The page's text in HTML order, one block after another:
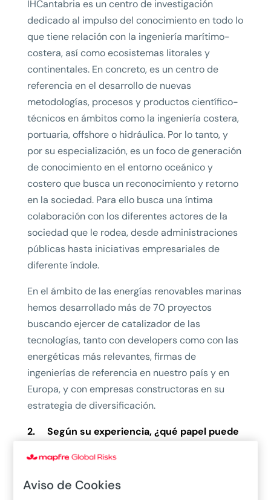
IHCantabria es un centro de investigación
dedicado al impulso del conocimiento en todo lo
que tiene relación con la ingeniería marítimo-
costera, así como ecosistemas litorales y
continentales. En concreto, es un centro de
referencia en el desarrollo de nuevas
metodologías, procesos y productos científico-
técnicos en ámbitos como la ingeniería costera,
portuaria, offshore o hidráulica. Por lo tanto, y
por su especialización, es un foco de generación
de conocimiento en el entorno oceánico y
costero que busca un reconocimiento y retorno
en la sociedad. Para ello busca una íntima
colaboración con los diferentes actores de la
sociedad que le rodea, desde administraciones
públicas hasta iniciativas empresariales de
diferente índole.
En el ámbito de las energías renovables marinas
hemos desarrollado más de 70 proyectos
buscando ejercer de catalizador de las
tecnologías, tanto con developers como con las
energéticas más relevantes, firmas de
ingenierías de referencia en nuestro país y en
Europa, y con empresas constructoras en su
estrategia de diversificación.
2. Según su experiencia, ¿qué papel puede
en la descarbonización de la economía
mundial?
Aviso de Cookies